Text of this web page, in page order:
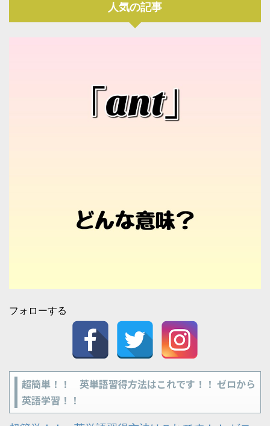
人気の記事
フォローする
超簡単！！ 英単語習得方法はこれです！！ ゼロから
英語学習！！